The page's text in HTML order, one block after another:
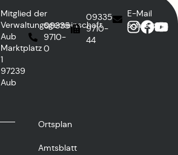
Mitglied der
Verwaltungsgemeinschaft
Aub
Marktplatz
1
97239
Aub
09335
9710-
0
09335
9710-
44
E-Mail
schreiben
Ortsplan
Amtsblatt